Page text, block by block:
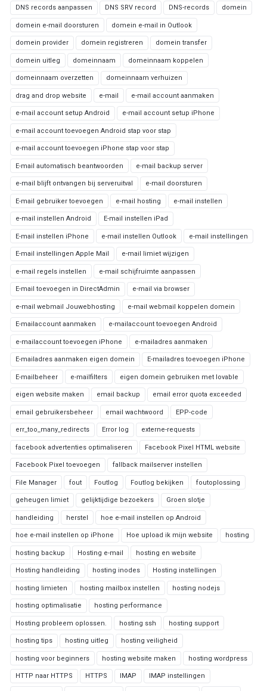
DNS records aanpassen DNS SRV record DNS-records domein
domein e-mail doorsturen domein e-mail in Outlook
domein provider domein registreren domein transfer
domein uitleg domeinnaam domeinnaam koppelen
domeinnaam overzetten domeinnaam verhuizen
drag and drop website e-mail e-mail account aanmaken
e-mail account setup Android e-mail account setup iPhone
e-mail account toevoegen Android stap voor stap
e-mail account toevoegen iPhone stap voor stap
E-mail automatisch beantwoorden e-mail backup server
e-mail blijft ontvangen bij serveruitval e-mail doorsturen
E-mail gebruiker toevoegen e-mail hosting e-mail instellen
e-mail instellen Android E-mail instellen iPad
E-mail instellen iPhone e-mail instellen Outlook e-mail instellingen
E-mail instellingen Apple Mail e-mail limiet wijzigen
e-mail regels instellen e-mail schijfruimte aanpassen
E-mail toevoegen in DirectAdmin e-mail via browser
e-mail webmail Jouwebhosting e-mail webmail koppelen domein
E-mailaccount aanmaken e-mailaccount toevoegen Android
e-mailaccount toevoegen iPhone e-mailadres aanmaken
E-mailadres aanmaken eigen domein E-mailadres toevoegen iPhone
E-mailbeheer e-mailfilters eigen domein gebruiken met lovable
eigen website maken email backup email error quota exceeded
email gebruikersbeheer email wachtwoord EPP-code
err_too_many_redirects Error log externe-requests
facebook advertenties optimaliseren Facebook Pixel HTML website
Facebook Pixel toevoegen fallback mailserver instellen
File Manager fout Foutlog Foutlog bekijken foutoplossing
geheugen limiet gelijktijdige bezoekers Groen slotje
handleiding herstel hoe e-mail instellen op Android
hoe e-mail instellen op iPhone Hoe upload ik mijn website hosting
hosting backup Hosting e-mail hosting en website
Hosting handleiding hosting inodes Hosting instellingen
hosting limieten hosting mailbox instellen hosting nodejs
hosting optimalisatie hosting performance
Hosting probleem oplossen. hosting ssh hosting support
hosting tips hosting uitleg hosting veiligheid
hosting voor beginners hosting website maken hosting wordpress
HTTP naar HTTPS HTTPS IMAP IMAP instellingen